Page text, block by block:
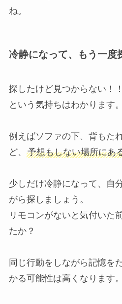
ね。
冷静になって、もう一度
探したけど見つからない！！
という気持ちはわかります。
例えばソファの下、背もた
ど、 予想もしない場所にあ
少しだけ冷静になって、自
がら探しましょう。
リモコンがないと気付いた
たか？
同じ行動をしながら記憶を
かる可能性は高くなります。